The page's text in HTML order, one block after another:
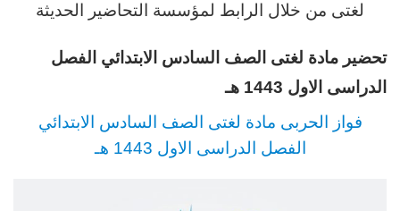
لغتى من خلال الرابط لمؤسسة التحاضير الحديثة
تحضير مادة لغتى الصف السادس الابتدائي الفصل
الدراسى الاول 1443 هـ
فواز الحربى مادة لغتى الصف السادس الابتدائي
الفصل الدراسى الاول 1443 هـ